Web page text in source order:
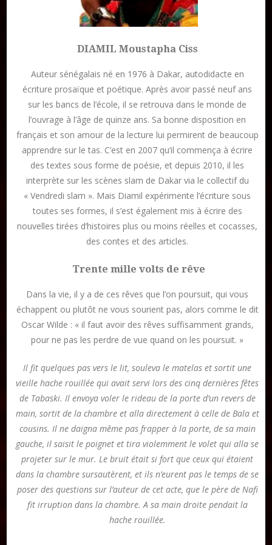
DIAMIL Moustapha Ciss
Auteur sénégalais né en 1976 à Dakar, autodidacte en
écriture prosaïque et poétique. Après avoir passé neuf ans
sur les bancs de l’école, il se retrouva dans le monde de
l’ouvrage à l’âge de quinze ans. Sa bonne disposition en
français et son amour de la lecture lui permirent de beaucoup
apprendre sur le tas. C’est en 2007 qu’il commença à écrire
des textes sous forme de poésie, et depuis 2010, il les
interprète sur les scènes slam de Dakar via le collectif du
« Vendredi slam ». Mais Diamil expérimente l’écriture sous
toutes ses formes, il s’est également mis à écrire des
nouvelles tirées d’histoires plus ou moins réelles et cocasses,
des contes et des articles.
Trente mille volts de rêve
Dans la vie, il y a de ces rêves que l’on poursuit, qui vous
échappent ou plutôt ne vous sourient pas, alors comme le dit
Oscar Wilde : « il faut avoir des rêves suffisamment grands,
pour ne pas les perdre de vue quand on les poursuit. »
Il fit quelques pas vers le lit, souleva le matelas et sortit une
vieille hache rouillée qui avait servi lors des cinq dernières fêtes
de Tabaski. Il envoya voler le rideau de la porte d’un revers de
main, sortit de la chambre et alla directement à celle de Bala et
cousins. Il ne daigna même pas frapper à la porte, de sa main
gauche, il saisit le poignet et tira violemment le volet qui alla se
projeter sur le mur. Le bruit était si fort que ceux qui étaient
dans la chambre sursautèrent, et ils n’eurent pas le temps de se
poser des questions sur l’auteur de cet acte, que le père de Nafi
fit irruption dans la chambre. A sa main droite pendait la
hache rouillée.